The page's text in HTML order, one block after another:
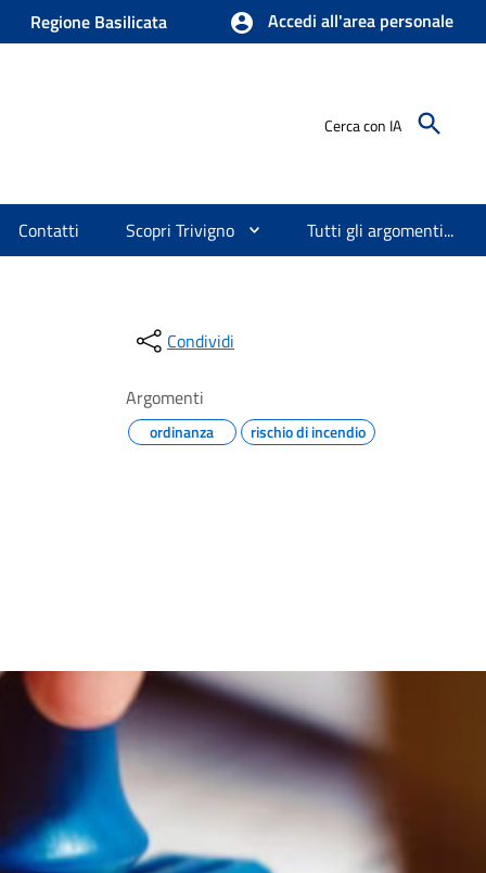
Regione Basilicata Accedi all'area personale
Cerca con IA
Contatti Scopri Trivigno Tutti gli argomenti...
Condividi
Argomenti
ordinanza rischio di incendio